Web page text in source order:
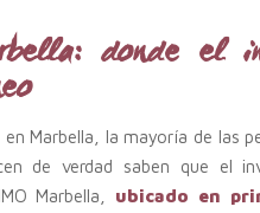
donde el
en Marbella, la mayoría de las
de verdad saben que el
Marbella, ubicado en